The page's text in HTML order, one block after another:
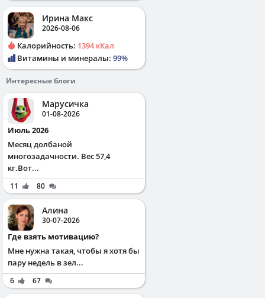
Ирина Макс
2026-08-06
Калорийность: 1394 кКал
Витамины и минералы: 99%
Интересные блоги
Марусичка
01-08-2026
Июль 2026
Месяц долбаной
многозадачности. Вес 57,4
кг.Вот...
11 80
Алина
30-07-2026
Где взять мотивацию?
Мне нужна такая, чтобы я хотя бы
пару недель в зел...
6 67